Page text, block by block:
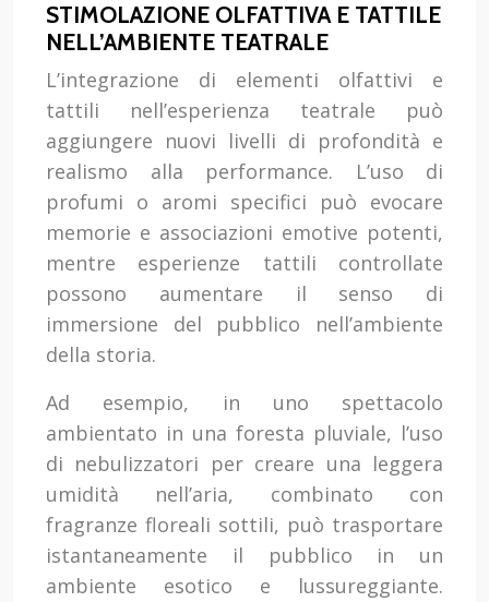
STIMOLAZIONE OLFATTIVA E TATTILE
NELL’AMBIENTE TEATRALE
L’integrazione di elementi olfattivi e
tattili nell’esperienza teatrale può
aggiungere nuovi livelli di profondità e
realismo alla performance. L’uso di
profumi o aromi specifici può evocare
memorie e associazioni emotive potenti,
mentre esperienze tattili controllate
possono aumentare il senso di
immersione del pubblico nell’ambiente
della storia.
Ad esempio, in uno spettacolo
ambientato in una foresta pluviale, l’uso
di nebulizzatori per creare una leggera
umidità nell’aria, combinato con
fragranze floreali sottili, può trasportare
istantaneamente il pubblico in un
ambiente esotico e lussureggiante.